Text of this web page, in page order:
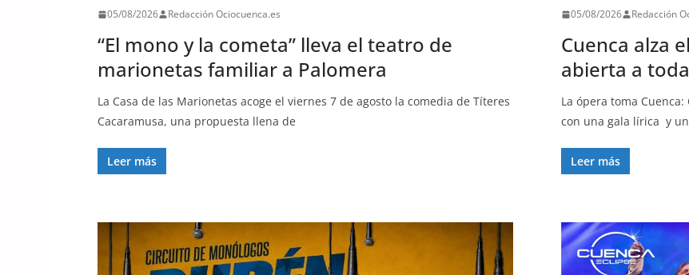
05/08/2026 Redacción Ociocuenca.es
“El mono y la cometa” lleva el teatro de
marionetas familiar a Palomera
La Casa de las Marionetas acoge el viernes 7 de agosto la comedia de Títeres
Cacaramusa, una propuesta llena de
Leer más
05/08/2026 Redacción
Cuenca alza
abierta a
La ópera toma
con una gala lírica y
Leer más